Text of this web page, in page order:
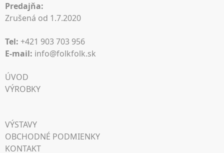
Predajňa:
Zrušená od 1.7.2020
Tel: +421 903 703 956
E-mail: info@folkfolk.sk
ÚVOD
VÝROBKY
VÝSTAVY
OBCHODNÉ PODMIENKY
KONTAKT